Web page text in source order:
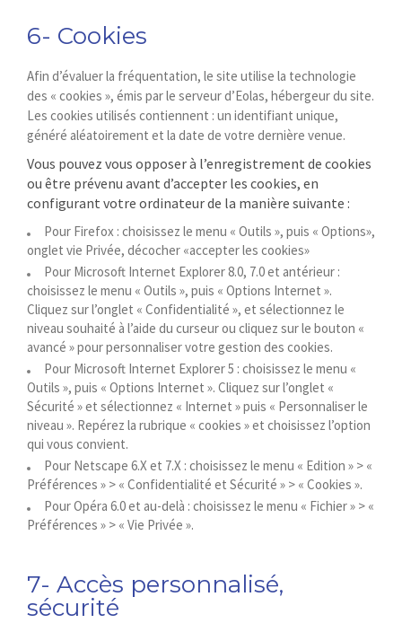
6- Cookies
Afin d’évaluer la fréquentation, le site utilise la technologie
des « cookies », émis par le serveur d’Eolas, hébergeur du site.
Les cookies utilisés contiennent : un identifiant unique,
généré aléatoirement et la date de votre dernière venue.
Vous pouvez vous opposer à l’enregistrement de cookies
ou être prévenu avant d’accepter les cookies, en
configurant votre ordinateur de la manière suivante :
Pour Firefox : choisissez le menu « Outils », puis « Options»,
onglet vie Privée, décocher «accepter les cookies»
Pour Microsoft Internet Explorer 8.0, 7.0 et antérieur :
choisissez le menu « Outils », puis « Options Internet ».
Cliquez sur l’onglet « Confidentialité », et sélectionnez le
niveau souhaité à l’aide du curseur ou cliquez sur le bouton «
avancé » pour personnaliser votre gestion des cookies.
Pour Microsoft Internet Explorer 5 : choisissez le menu «
Outils », puis « Options Internet ». Cliquez sur l’onglet «
Sécurité » et sélectionnez « Internet » puis « Personnaliser le
niveau ». Repérez la rubrique « cookies » et choisissez l’option
qui vous convient.
Pour Netscape 6.X et 7.X : choisissez le menu « Edition » > «
Préférences » > « Confidentialité et Sécurité » > « Cookies ».
Pour Opéra 6.0 et au-delà : choisissez le menu « Fichier » > «
Préférences » > « Vie Privée ».
7- Accès personnalisé,
sécurité